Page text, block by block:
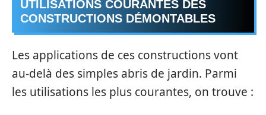
UTILISATIONS COURANTES DES
CONSTRUCTIONS DÉMONTABLES
Les applications de ces constructions vont
au-delà des simples abris de jardin. Parmi
les utilisations les plus courantes, on trouve :